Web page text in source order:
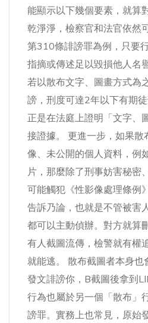
能顯示以下幾個要素，就算
乾淨淨，檢察官和法官依然
第310條誹謗罪為例，只要
指摘或傳述足以毀損他人名
若以散布文字、圖畫方式為
謗，刑度可達2年以下有期
正是在法庭上證明「文字、
接證據。 更進一步，如果散
像、未公開的個人資料，例
片，那麼除了刑事妨害秘密
可能觸犯《性影像處理條例
告訴乃論，也就是不管被害
都可以主動偵辦。對方就算
有人截圖流傳，檢警就有權
就能逃。 散布截圖者本身
發文誹謗你，B截圖後拿到
行為也屬於另一個「散布」
謗罪。實務上也常見，原始